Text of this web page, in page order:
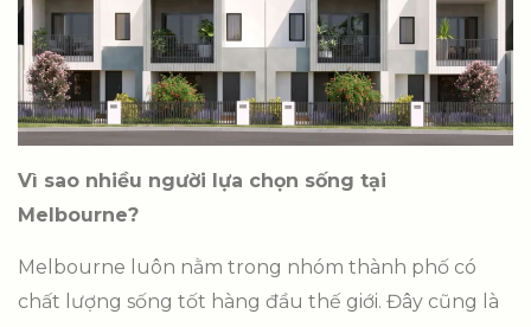
Vì sao nhiều người lựa chọn sống tại
Melbourne?
Melbourne luôn nằm trong nhóm thành phố có
chất lượng sống tốt hàng đầu thế giới. Đây cũng là